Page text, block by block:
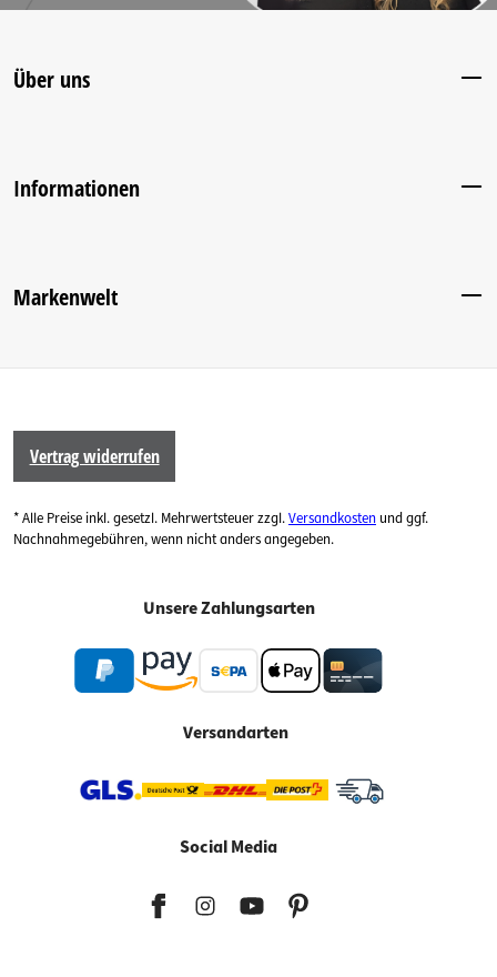
Über uns
Informationen
Markenwelt
Vertrag widerrufen
* Alle Preise inkl. gesetzl. Mehrwertsteuer zzgl.Versandkosten und ggf.
Nachnahmegebühren, wenn nicht anders angegeben.
Unsere Zahlungsarten
Versandarten
Social Media